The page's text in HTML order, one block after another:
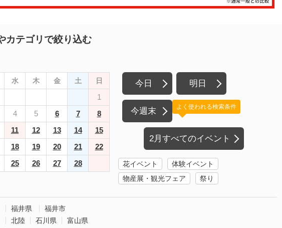
カテゴリで絞り込む
水 木 金 土 日
1
4 5 6 7
8
11 12 13 14
15
18 19 20 21
22
25 26 27 28
今日 明日
今週末
2月すべてのイベント
よく使われる検索条件
花イベント
体験イベント
物産展・観光フェア
祭り
福井県
福井市
北陸
石川県
富山県